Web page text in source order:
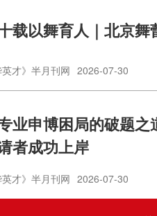
载以舞育人｜北京
英才》半月刊网 2026-07-30
业申博困局的破题
者成功上岸
英才》半月刊网 2026-07-30